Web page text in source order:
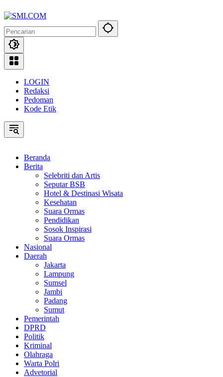
ke
konten
LOGIN
Redaksi
Pedoman
Kode Etik
Beranda
Berita
Selebriti dan Artis
Seputar BSB
Hotel & Destinasi Wisata
Kesehatan
Suara Ormas
Pendidikan
Sosok Inspirasi
Suara Ormas
Nasional
Daerah
Jakarta
Lampung
Sumsel
Jambi
Padang
Sumut
Pemerintah
DPRD
Politik
Kriminal
Olahraga
Warta Polri
Advetorial